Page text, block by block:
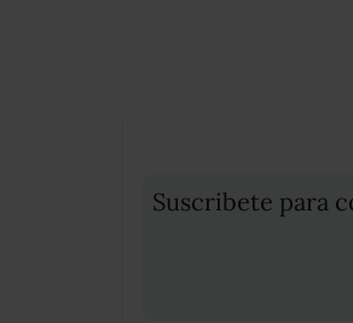
Suscribete para